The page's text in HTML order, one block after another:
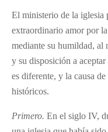
El ministerio de la iglesia
extraordinario amor por
mediante su humildad, al
y su disposición a
es diferente, y la causa
históricos.
Primero. En el siglo IV,